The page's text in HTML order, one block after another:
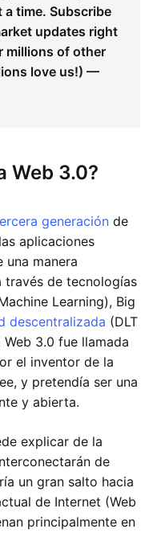
time. Subscribe
updates right
millions of other
love us!) —
Web 3.0?
generación de
aplicaciones
manera
través de tecnologías
Learning), Big
descentralizada (DLT
3.0 fue llamada
el inventor de la
y pretendía ser una
y abierta.
explicar de la
de
un gran salto hacia
de Internet (Web
principalmente en